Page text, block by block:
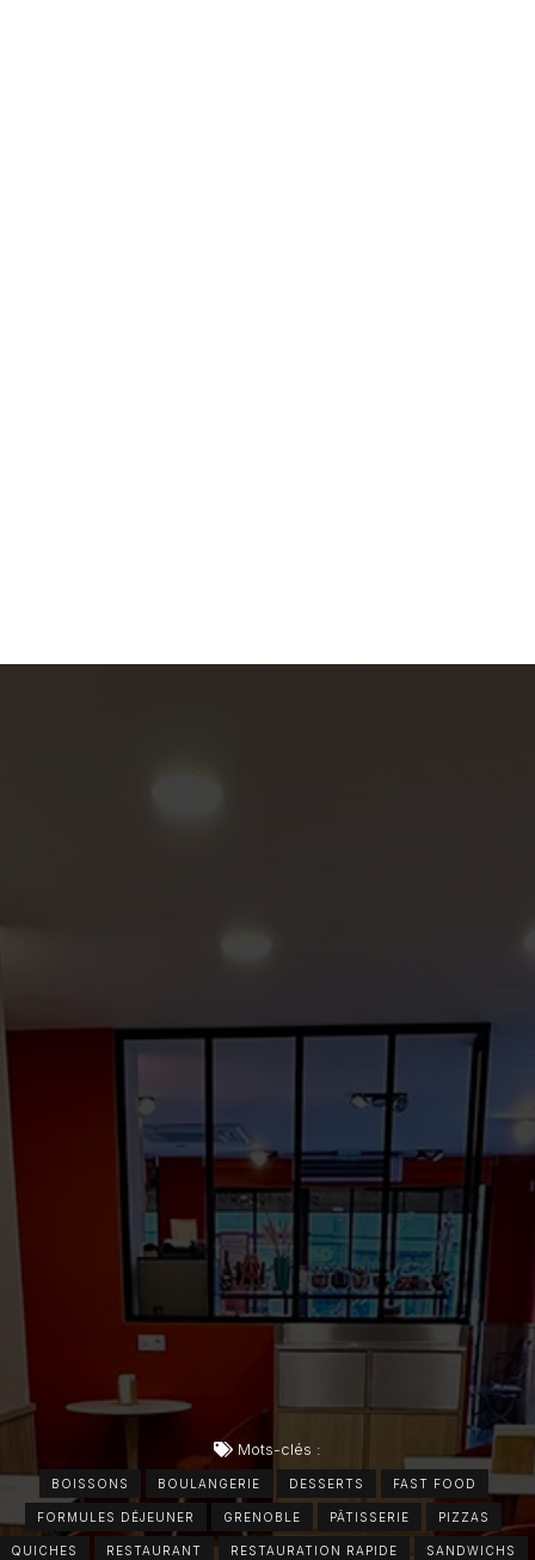
Mots-clés :
BOISSONS BOULANGERIE DESSERTS FAST FOOD
FORMULES DÉJEUNER GRENOBLE PÂTISSERIE PIZZAS
QUICHES RESTAURANT RESTAURATION RAPIDE SANDWICHS